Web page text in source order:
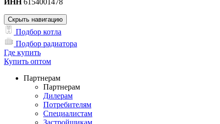
Скрыть навигацию
Подбор котла
Подбор радиатора
Где купить
Купить оптом
Партнерам
Партнерам
Дилерам
Потребителям
Специалистам
Застройщикам